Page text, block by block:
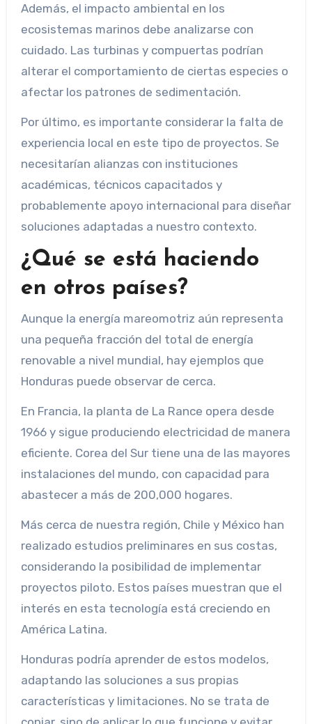
Además, el impacto ambiental en los
ecosistemas marinos debe analizarse con
cuidado. Las turbinas y compuertas podrían
alterar el comportamiento de ciertas especies o
afectar los patrones de sedimentación.
Por último, es importante considerar la falta de
experiencia local en este tipo de proyectos. Se
necesitarían alianzas con instituciones
académicas, técnicos capacitados y
probablemente apoyo internacional para diseñar
soluciones adaptadas a nuestro contexto.
¿Qué se está haciendo
en otros países?
Aunque la energía mareomotriz aún representa
una pequeña fracción del total de energía
renovable a nivel mundial, hay ejemplos que
Honduras puede observar de cerca.
En Francia, la planta de La Rance opera desde
1966 y sigue produciendo electricidad de manera
eficiente. Corea del Sur tiene una de las mayores
instalaciones del mundo, con capacidad para
abastecer a más de 200,000 hogares.
Más cerca de nuestra región, Chile y México han
realizado estudios preliminares en sus costas,
considerando la posibilidad de implementar
proyectos piloto. Estos países muestran que el
interés en esta tecnología está creciendo en
América Latina.
Honduras podría aprender de estos modelos,
adaptando las soluciones a sus propias
características y limitaciones. No se trata de